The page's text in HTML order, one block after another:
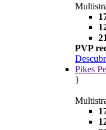
PVP
Pikes
}